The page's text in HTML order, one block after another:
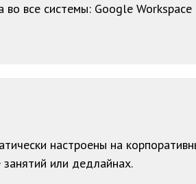
все системы: Google
настроены на
или дедлайнах.